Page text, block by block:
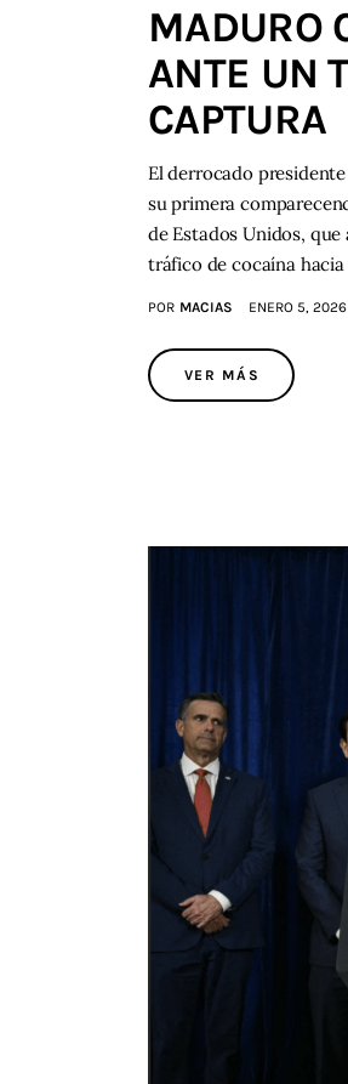
MADURO
ANTE UN
CAPTURA
El derrocado
su primera
de Estados Unidos, que
tráfico de cocaína
POR MACIAS ENERO 5, 2026
VER MÁS